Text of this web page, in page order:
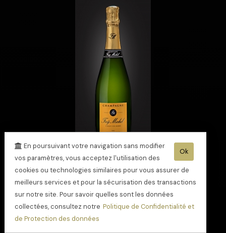
Champagne Cuvée
gourmandise
Ok
En poursuivant votre navigation sans modifier
vos paramètres, vous acceptez l'utilisation des
cookies ou technologies similaires pour vous assurer de
meilleurs services et pour la sécurisation des transactions
sur notre site. Pour savoir quelles sont les données
collectées, consultez notre Politique de Confidentialité et
de Protection des données